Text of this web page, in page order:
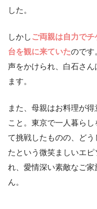
した。
しかし ご両親は自力で
台を観に来ていたのです
声をかけられ、白石さ
ます。
また、母親はお料理が
こと。東京で一人暮ら
て挑戦したものの、ど
たという微笑ましいエ
れ、愛情深い素敵なご
ん。